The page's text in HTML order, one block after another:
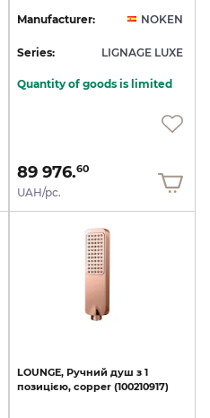
Manufacturer: NOKEN
Series: LIGNAGE LUXE
Quantity of goods is limited
89 976.60
UAH/pc.
LOUNGE, Ручний душ з 1
позицією, copper (100210917)